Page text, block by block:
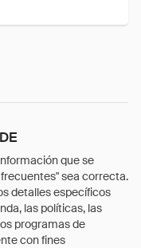
que se
sea correcta.
detalles específicos
las políticas, las
programas de
con fines